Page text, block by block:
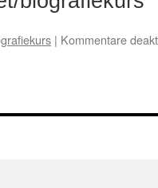
| Kommentare